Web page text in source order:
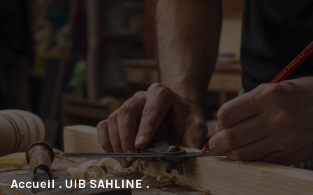
. UIB SAHLINE .